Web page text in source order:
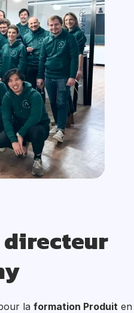
directeur
la formation Produit